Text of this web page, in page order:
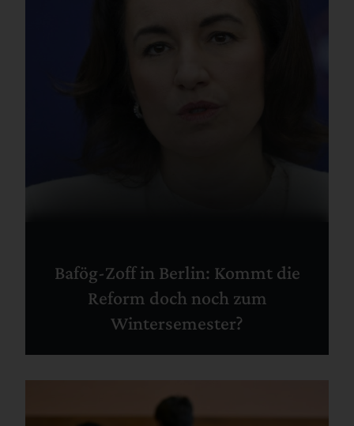
Bafög-Zoff in Berlin: Kommt die
Reform doch noch zum
Wintersemester?